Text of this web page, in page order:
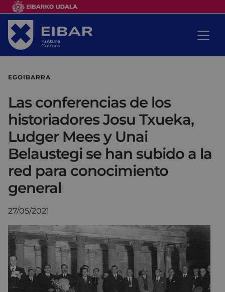
EGOIBARRA
Las conferencias de los
historiadores Josu Txueka,
Ludger Mees y Unai
Belaustegi se han subido a la
red para conocimiento
general
27/05/2021